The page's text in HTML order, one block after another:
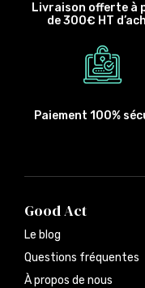
Livraison offerte à
de 300€ HT
Paiement 100%
Good Act
Le blog
Questions fréquentes
À propos de nous